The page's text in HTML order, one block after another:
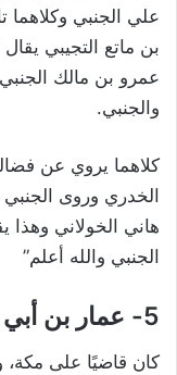
علي الجنبي وكلاهما
بن ماتع التجيبي
عمرو بن مالك
والجنبي.
كلاهما يروي عن
الخدري وروى
هاني الخولاني وهذا
الجنبي والله أعلم”
5- عمار بن
كان قاضيًا على مكة،